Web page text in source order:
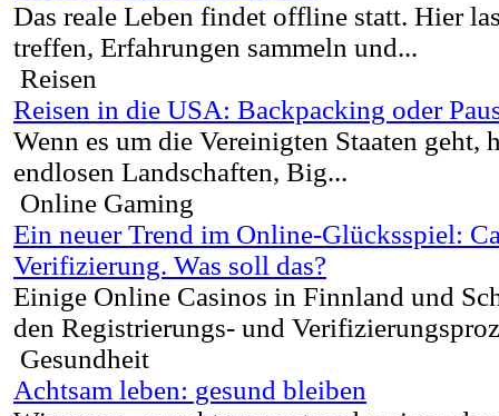
Das reale Leben findet offline statt. Hier
treffen, Erfahrungen sammeln und...
Reisen
Reisen in die USA: Backpacking oder
Wenn es um die Vereinigten Staaten
endlosen Landschaften, Big...
Online Gaming
Ein neuer Trend im Online-Glücksspiel:
Verifizierung. Was soll das?
Einige Online Casinos in Finnland und
den Registrierungs- und
Gesundheit
Achtsam leben: gesund bleiben